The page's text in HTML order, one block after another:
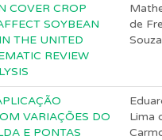
COVER CROP
SOYBEAN
THE UNITED
REVIEW
de
Souza
VARIAÇÕES DO
E PONTAS
Lima